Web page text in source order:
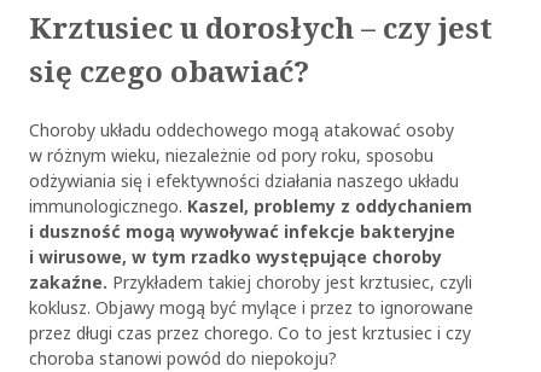
Krztusiec u dorosłych – czy jest
się czego obawiać?
Choroby układu oddechowego mogą atakować osoby
w różnym wieku, niezależnie od pory roku, sposobu
odżywiania się i efektywności działania naszego układu
immunologicznego. Kaszel, problemy z oddychaniem
i duszność mogą wywoływać infekcje bakteryjne
i wirusowe, w tym rzadko występujące choroby
zakaźne. Przykładem takiej choroby jest krztusiec, czyli
koklusz. Objawy mogą być mylące i przez to ignorowane
przez długi czas przez chorego. Co to jest krztusiec i czy
choroba stanowi powód do niepokoju?